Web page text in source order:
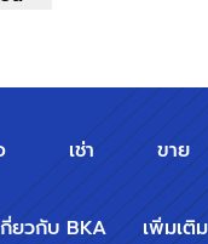
เช่า ขาย
กี่ยวกับ BKA เพิ่มเติม